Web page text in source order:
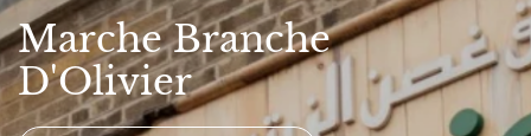
MarcheBranche
D'Olivier